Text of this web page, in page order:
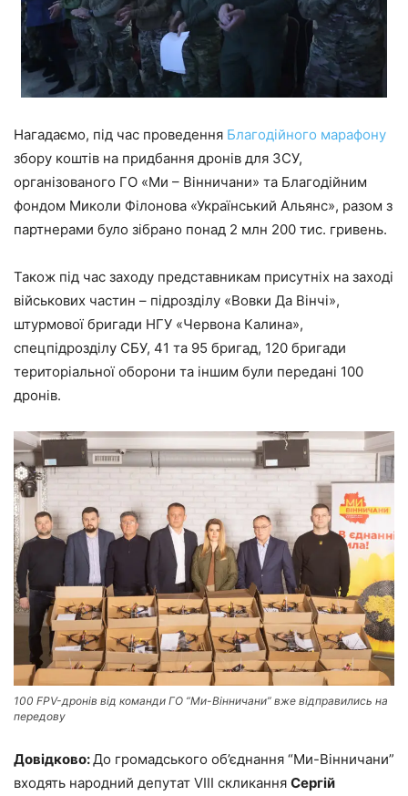
Нагадаємо, під час проведення Благодійного марафону
збору коштів на придбання дронів для ЗСУ,
організованого ГО «Ми – Вінничани» та Благодійним
фондом Миколи Філонова «Український Альянс», разом з
партнерами було зібрано понад 2 млн 200 тис. гривень.
Також під час заходу представникам присутніх на заході
військових частин – підрозділу «Вовки Да Вінчі»,
штурмової бригади НГУ «Червона Калина»,
спецпідрозділу СБУ, 41 та 95 бригад, 120 бригади
територіальної оборони та іншим були передані 100
дронів.
100 FPV-дронів від команди ГО “Ми-Вінничани” вже відправились на
передову
Довідково: До громадського об’єднання “Ми-Вінничани”
входять народний депутат VIII скликання Сергій